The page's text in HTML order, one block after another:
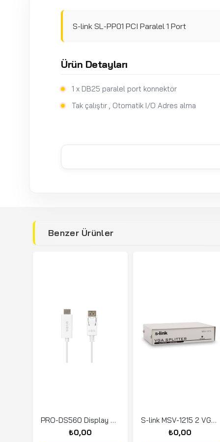
S-link SL-PP01 PCI Paralel 1 Port
Ürün Detayları
1 x DB25 paralel port konnektör
Tak çalıştır , Otomatik I/O Adres alma
Benzer Ürünler
PRO-DS560 Display To HDMI 1.8 m Çevirici Kablo
₺0,00
S-link MSV-1215 2 VGA 150Mhz Monitör Çoklayıcı
₺0,00